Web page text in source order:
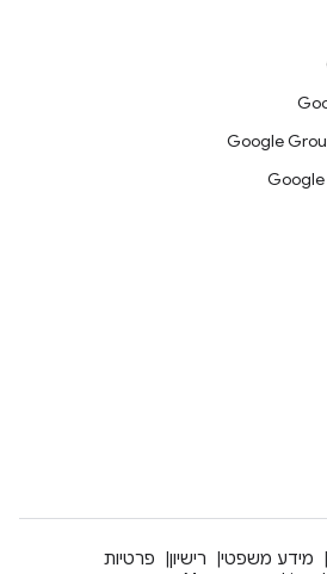
מידע משפטי רישיון
פרטיות